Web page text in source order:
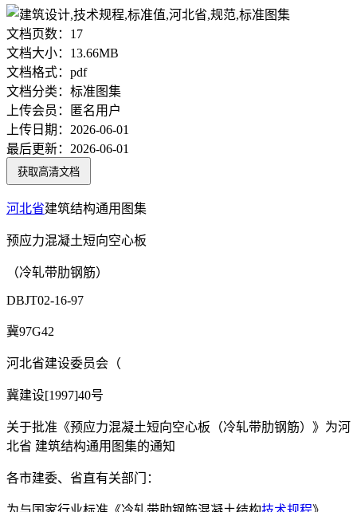
文档页数： 17
文档大小： 13.66MB
文档格式： pdf
文档分类： 标准图集
上传会员：
匿名用户
上传日期： 2026-06-01
最后更新： 2026-06-01
获取高清文档
河北省建筑结构通用图集
预应力混凝土短向空心板
（冷轧带肋钢筋）
DBJT02-16-97
冀97G42
河北省建设委员会（
冀建设[1997]40号
关于批准《预应力混凝土短向空心板（冷轧带肋钢筋）》为河
北省 建筑结构通用图集的通知
各市建委、省直有关部门：